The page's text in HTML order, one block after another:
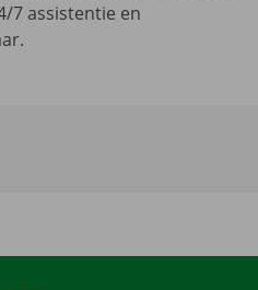
7 assistentie en